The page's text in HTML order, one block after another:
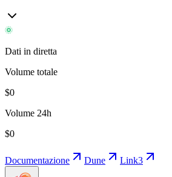
Dati in diretta
Volume totale
$0
Volume 24h
$0
Documentazione Dune Link3